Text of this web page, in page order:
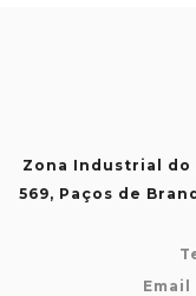
Zona Industrial do
569, Paços de
Email